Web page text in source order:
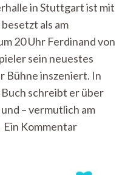
auf
in Stuttgart ist mit
als am
20 Uhr Ferdinand von
sein neuestes
Bühne inszeniert. In
schreibt er über
– vermutlich am
Kommentar